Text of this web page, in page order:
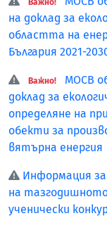
Важно!
на доклад за
областта на
България 2021-
Важно!
МОСВ
доклад за
определяне на
обекти за
вятърна енергия
Информация
на
ученически